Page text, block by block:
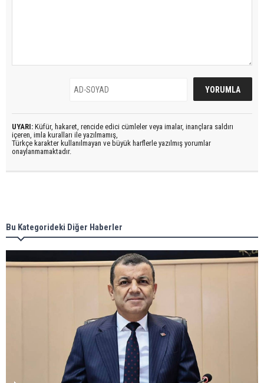
UYARI: Küfür, hakaret, rencide edici cümleler veya imalar, inançlara saldırı
içeren, imla kuralları ile yazılmamış,
Türkçe karakter kullanılmayan ve büyük harflerle yazılmış yorumlar
onaylanmamaktadır.
Bu Kategorideki Diğer Haberler